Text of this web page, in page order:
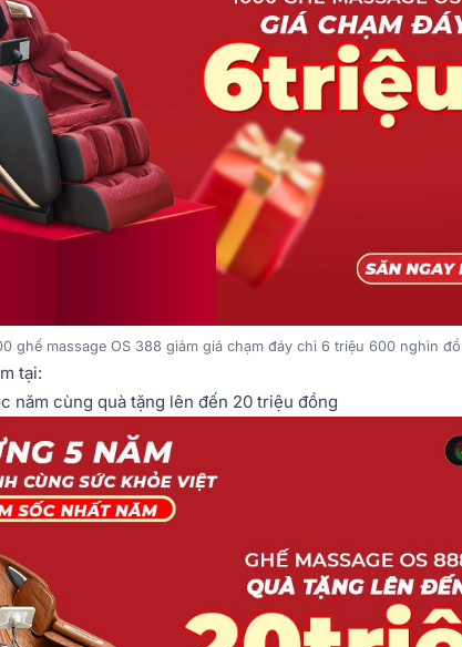
ghế massage OS 388 giảm giá chạm đáy chỉ 6 triệu 600 nghìn
tại:
năm cùng quà tặng lên đến 20 triệu đồng